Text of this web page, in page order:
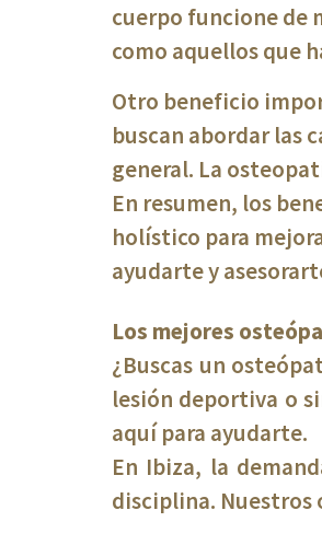
cuerpo funcione de
como aquellos que
Otro beneficio
buscan abordar las
general. La
En resumen, los
holístico para
ayudarte y
Los mejores
¿Buscas un
lesión deportiva o
aquí para ayudarte.
En Ibiza, la
disciplina. Nuestros